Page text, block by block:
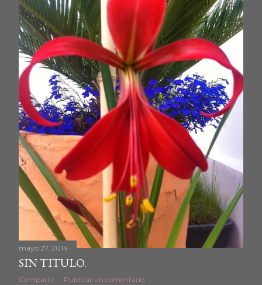
mayo 27, 2014
SIN TITULO.
Compartir Publicar un comentario